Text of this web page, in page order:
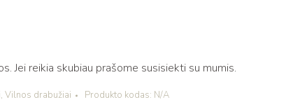
Jei reikia skubiau prašome susisiekti su mumis.
, Vilnos drabužiai Produkto kodas: N/A